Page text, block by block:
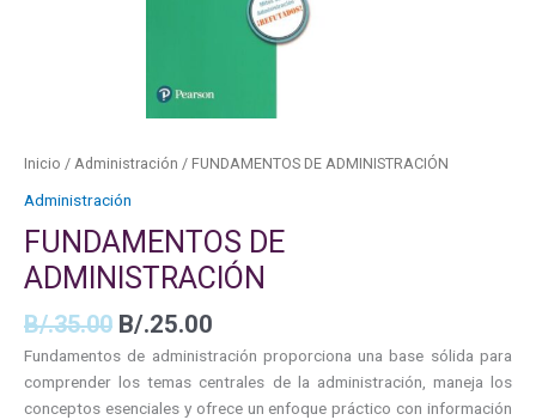
Inicio / Administración / FUNDAMENTOS DE ADMINISTRACIÓN
Administración
FUNDAMENTOS DE
ADMINISTRACIÓN
B/.35.00 B/.25.00
Fundamentos de administración proporciona una base sólida para
comprender los temas centrales de la administración, maneja los
conceptos esenciales y ofrece un enfoque práctico con información